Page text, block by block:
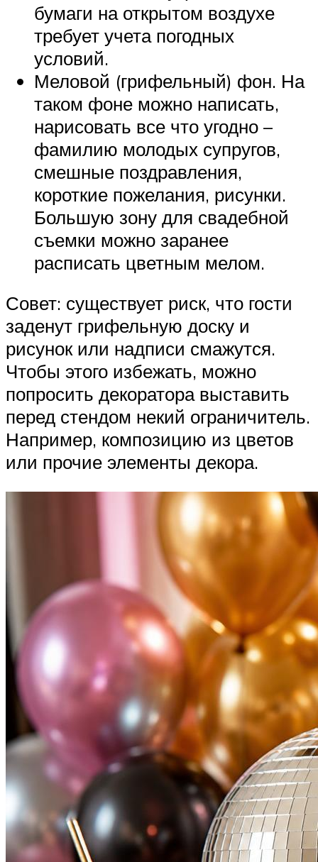
бумаги на открытом воздухе
требует учета погодных
условий.
Меловой (грифельный) фон. На
таком фоне можно написать,
нарисовать все что угодно –
фамилию молодых супругов,
смешные поздравления,
короткие пожелания, рисунки.
Большую зону для свадебной
съемки можно заранее
расписать цветным мелом.
Совет: существует риск, что гости
заденут грифельную доску и
рисунок или надписи смажутся.
Чтобы этого избежать, можно
попросить декоратора выставить
перед стендом некий ограничитель.
Например, композицию из цветов
или прочие элементы декора.